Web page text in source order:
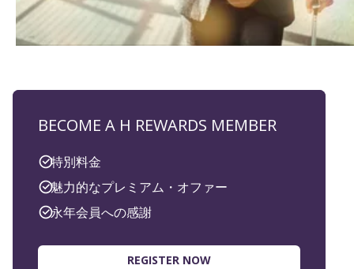
BECOME A H REWARDS MEMBER
特別料金
魅力的なプレミアム・オファー
永年会員への感謝
REGISTER NOW